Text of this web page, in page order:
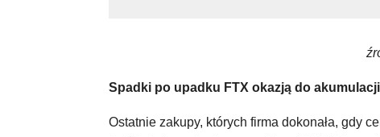
Spadki po upadku FTX okazją do
Ostatnie zakupy, których firma dokonała, gdy